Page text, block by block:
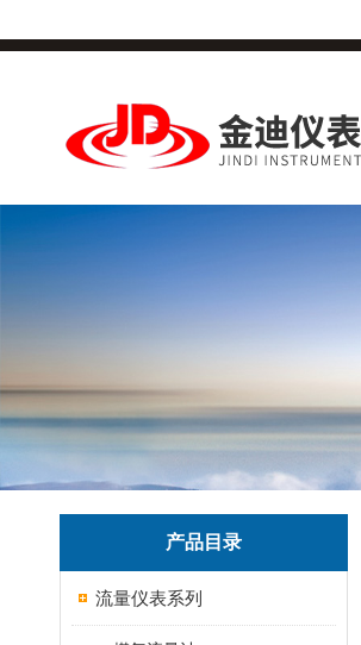
产品目录
流量仪表系列